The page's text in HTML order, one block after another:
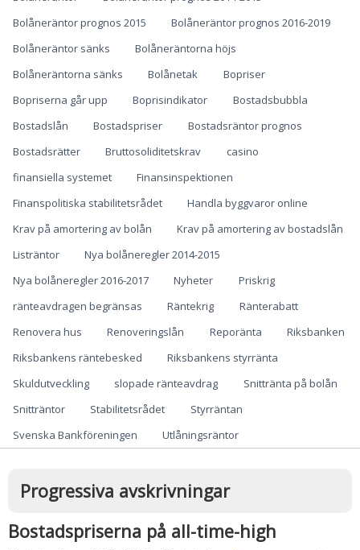
Bolåneräntor prognos 2015
Bolåneräntor prognos 2016-2019
Bolåneräntor sänks
Bolåneräntorna höjs
Bolåneräntorna sänks
Bolånetak
Bopriser
Bopriserna går upp
Boprisindikator
Bostadsbubbla
Bostadslån
Bostadspriser
Bostadsräntor prognos
Bostadsrätter
Bruttosoliditetskrav
casino
finansiella systemet
Finansinspektionen
Finanspolitiska stabilitetsrådet
Handla byggvaror online
Krav på amortering av bolån
Krav på amortering av bostadslån
Listräntor
Nya bolåneregler 2014-2015
Nya bolåneregler 2016-2017
Nyheter
Priskrig
ränteavdragen begränsas
Räntekrig
Ränterabatt
Renovera hus
Renoveringslån Reporänta
Riksbanken
Riksbankens räntebesked
Riksbankens styrränta
Skuldutveckling
slopade ränteavdrag
Snittränta på bolån
Snitträntor
Stabilitetsrådet
Styrräntan
Svenska Bankföreningen
Utlåningsräntor
Progressiva avskrivningar
Bostadspriserna på all-time-high